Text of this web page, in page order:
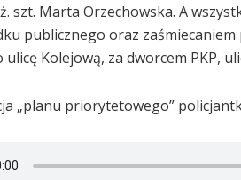
szt. Marta Orzechowska. A
publicznego oraz
Kolejową, za dworcem PKP,
„planu priorytetowego”